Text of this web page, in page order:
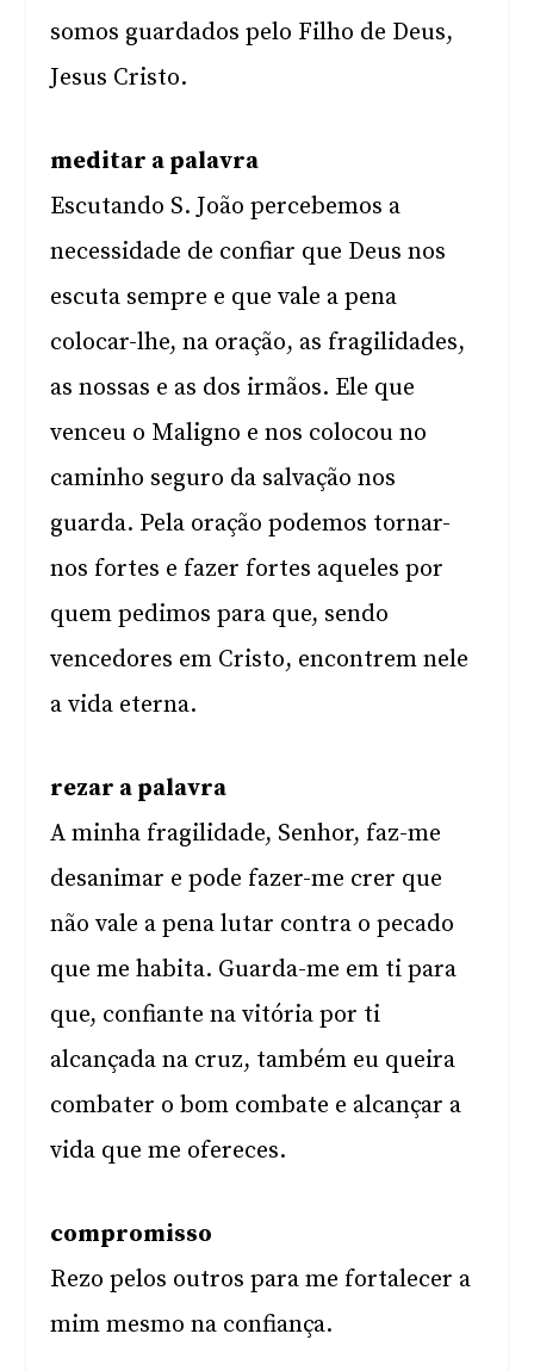
somos guardados pelo Filho de Deus,
Jesus Cristo.
meditar a palavra
Escutando S. João percebemos a
necessidade de confiar que Deus nos
escuta sempre e que vale a pena
colocar-lhe, na oração, as fragilidades,
as nossas e as dos irmãos. Ele que
venceu o Maligno e nos colocou no
caminho seguro da salvação nos
guarda. Pela oração podemos tornar-
nos fortes e fazer fortes aqueles por
quem pedimos para que, sendo
vencedores em Cristo, encontrem nele
a vida eterna.
rezar a palavra
A minha fragilidade, Senhor, faz-me
desanimar e pode fazer-me crer que
não vale a pena lutar contra o pecado
que me habita. Guarda-me em ti para
que, confiante na vitória por ti
alcançada na cruz, também eu queira
combater o bom combate e alcançar a
vida que me ofereces.
compromisso
Rezo pelos outros para me fortalecer a
mim mesmo na confiança.